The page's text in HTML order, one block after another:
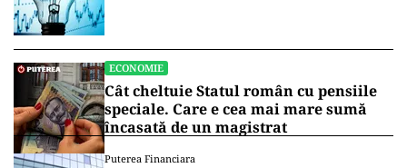
ECONOMIE
Cât cheltuie Statul român cu pensiile
speciale. Care e cea mai mare sumă
încasată de un magistrat
Puterea Financiara